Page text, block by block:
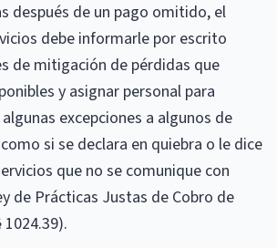
después de un pago omitido, el
debe informarle por escrito
de mitigación de pérdidas que
y asignar personal para
excepciones a algunos de
si se declara en quiebra o le dice
que no se comunique con
de Prácticas Justas de Cobro de
1024.39).